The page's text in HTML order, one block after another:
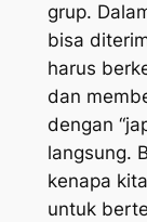
grup.
bisa
harus
dan
dengan
langsung.
kenapa
untuk